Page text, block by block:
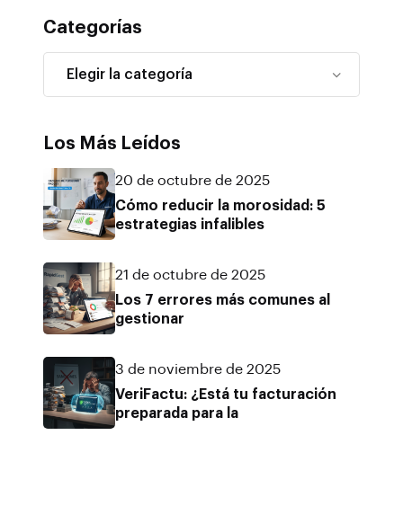
Categorías
Los Más Leídos
20 de octubre de 2025
Cómo reducir la morosidad: 5
estrategias infalibles
21 de octubre de 2025
Los 7 errores más comunes al
gestionar
3 de noviembre de 2025
VeriFactu: ¿Está tu facturación
preparada para la